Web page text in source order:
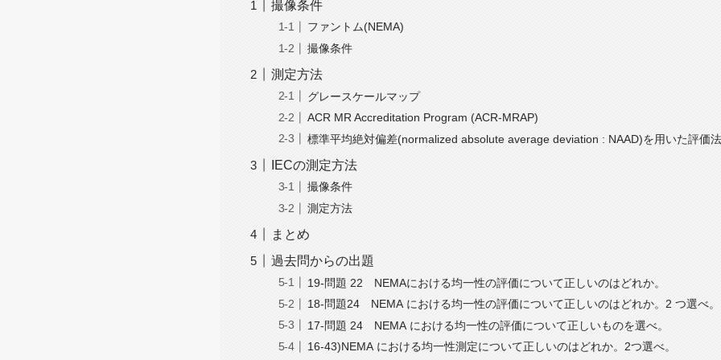
撮像条件
ファントム(NEMA)
撮像条件
測定方法
グレースケールマップ
ACR MR Accreditation Program (ACR-MRAP)
標準平均絶対偏差(normalized absolute average deviation : NAAD)を用いた評価法
IECの測定方法
撮像条件
測定方法
まとめ
過去問からの出題
19-問題 22 NEMAにおける均一性の評価について正しいのはどれか。
18-問題24 NEMA における均一性の評価について正しいのはどれか。2 つ選べ。
17-問題 24 NEMA における均一性の評価について正しいものを選べ。
16-43)NEMA における均一性測定について正しいのはどれか。2つ選べ。